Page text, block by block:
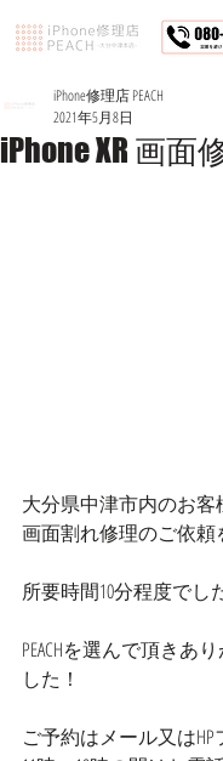
iPhone XR 画面
iPhone修理店 PEACH
2021年5月8日
大分県中津市内のお客
画面割れ修理のご依頼
所要時間10分程度でし
PEACHを選んで頂きあ
した！
ご予約はメール又はHP